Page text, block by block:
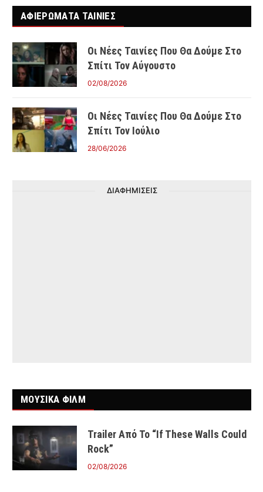
ΑΦΙΕΡΩΜΑΤΑ ΤΑΙΝΊΕΣ
Οι Νέες Ταινίες Που Θα Δούμε Στο
Σπίτι Τον Αύγουστο
02/08/2026
Οι Νέες Ταινίες Που Θα Δούμε Στο
Σπίτι Τον Ιούλιο
28/06/2026
ΔΙΑΦΗΜΙΣΕΙΣ
ΜΟΥΣΙΚΑ ΦΙΛΜ
Trailer Από Το “If These Walls Could
Rock”
02/08/2026